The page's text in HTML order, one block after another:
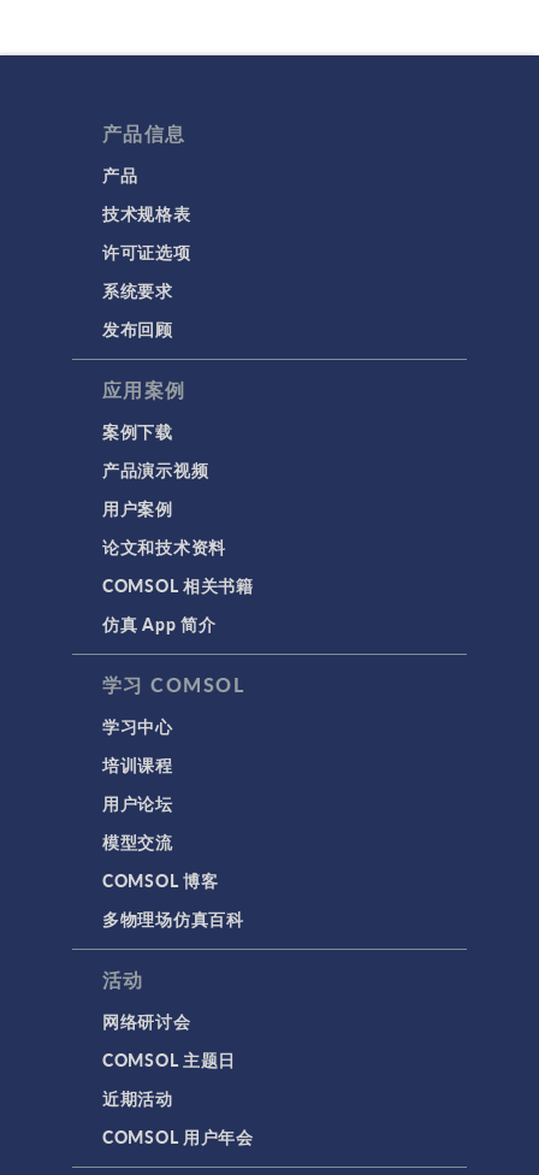
产品信息
产品
技术规格表
许可证选项
系统要求
发布回顾
应用案例
案例下载
产品演示视频
用户案例
论文和技术资料
COMSOL 相关书籍
仿真 App 简介
学习 COMSOL
学习中心
培训课程
用户论坛
模型交流
COMSOL 博客
多物理场仿真百科
活动
网络研讨会
COMSOL 主题日
近期活动
COMSOL 用户年会